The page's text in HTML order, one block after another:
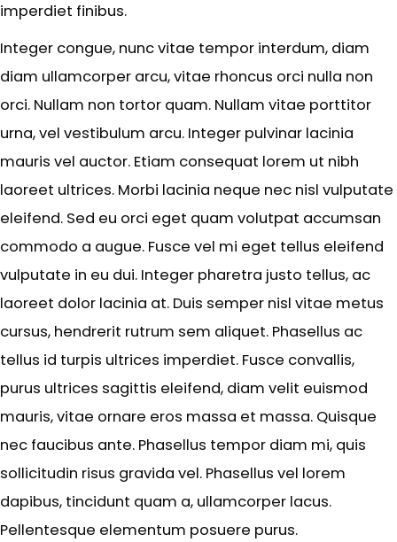
imperdiet finibus.
Integer congue, nunc vitae tempor interdum, diam
diam ullamcorper arcu, vitae rhoncus orci nulla non
orci. Nullam non tortor quam. Nullam vitae porttitor
urna, vel vestibulum arcu. Integer pulvinar lacinia
mauris vel auctor. Etiam consequat lorem ut nibh
laoreet ultrices. Morbi lacinia neque nec nisl vulputate
eleifend. Sed eu orci eget quam volutpat accumsan
commodo a augue. Fusce vel mi eget tellus eleifend
vulputate in eu dui. Integer pharetra justo tellus, ac
laoreet dolor lacinia at. Duis semper nisl vitae metus
cursus, hendrerit rutrum sem aliquet. Phasellus ac
tellus id turpis ultrices imperdiet. Fusce convallis,
purus ultrices sagittis eleifend, diam velit euismod
mauris, vitae ornare eros massa et massa. Quisque
nec faucibus ante. Phasellus tempor diam mi, quis
sollicitudin risus gravida vel. Phasellus vel lorem
dapibus, tincidunt quam a, ullamcorper lacus.
Pellentesque elementum posuere purus.